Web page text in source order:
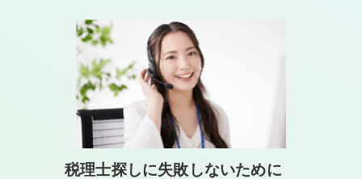
税理士探しに失敗しないために